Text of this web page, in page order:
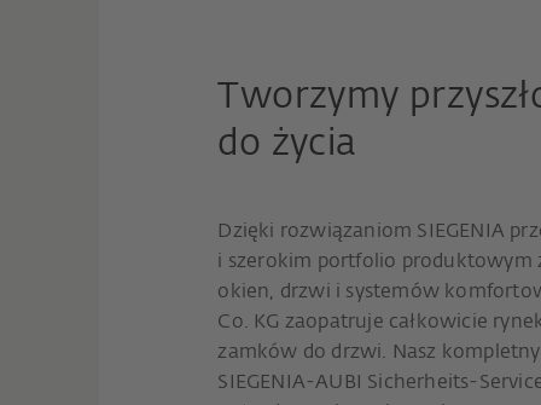
Tworzymy
do życia
Dzięki rozwiązaniom SIEGENIA
i szerokim portfolio produktowym
okien, drzwi i systemów
Co. KG zaopatruje całkowicie
zamków do drzwi. Nasz
SIEGENIA-AUBI Sicherheits-